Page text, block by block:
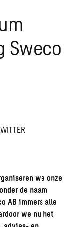
Sweco
we onze
de naam
AB immers alle
we nu het